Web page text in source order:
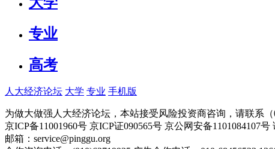
专业
高考
人大经济论坛 大学 专业 手机版
为做大做强人大经济论坛，本站接受风险投资商咨询，请联系（
京ICP备11001960号 京ICP证090565号 京公网安备1101084107
邮箱：service@pinggu.org